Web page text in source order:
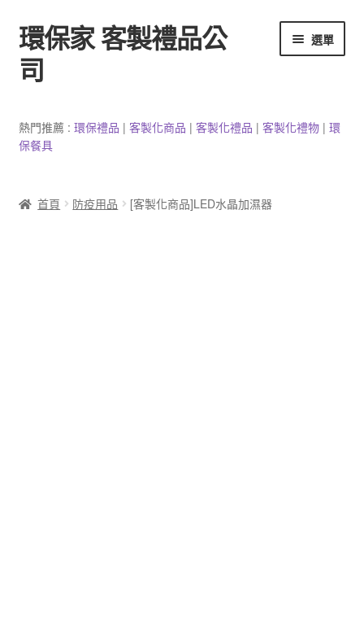
跳
至
導
跳
至
主
容
環保家 客製禮品公
司
選單
3C產品客製
熱門推薦 : 環保禮品 | 客製化商品 | 客製化禮品 | 客製化禮物| 環
保餐具
首頁 防疫用品 [客製化商品]LED水晶加濕器